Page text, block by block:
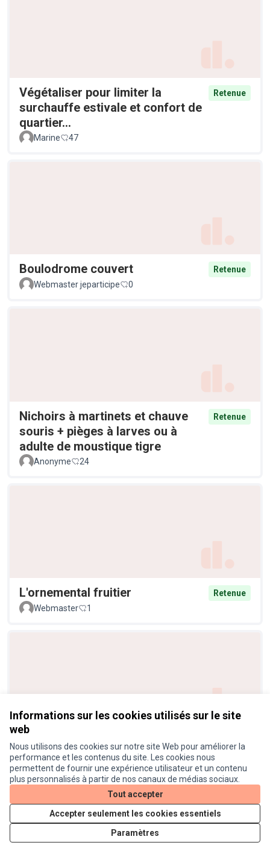
Informations sur les cookies utilisés sur le site
web
Nous utilisons des cookies sur notre site Web pour améliorer la
performance et les contenus du site. Les cookies nous
permettent de fournir une expérience utilisateur et un contenu
plus personnalisés à partir de nos canaux de médias sociaux.
Tout accepter
Accepter seulement les cookies essentiels
Paramètres
Végétaliser pour limiter la
surchauffe estivale et confort de
quartier...
Retenue
Marine 47
Boulodrome couvert
Retenue
Webmaster jeparticipe
0
Nichoirs à martinets et chauve
souris + pièges à larves ou à
adulte de moustique tigre
Retenue
Anonyme 24
L'ornemental fruitier
Retenue
Webmaster
1
Réduire la pollution sonore
Helene31201
4